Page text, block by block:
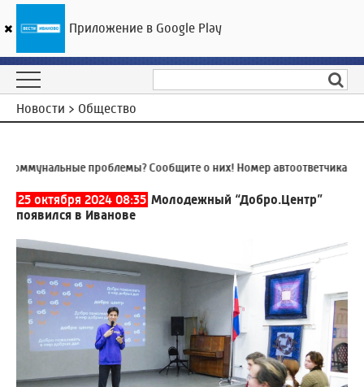
ГТРК «Ивтелерадио»
Новости > Общество
проблемы? Сообщите о них! Номер автоответчика:8
25 октября 2024 08:35 Молодежный “Добро.Центр”
появился в Иванове
Приложение в Google Play